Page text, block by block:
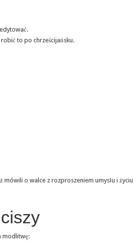
to po chrześcijańsku.
mówili o walce z rozproszeniem umysłu i życiu
modlitwę: